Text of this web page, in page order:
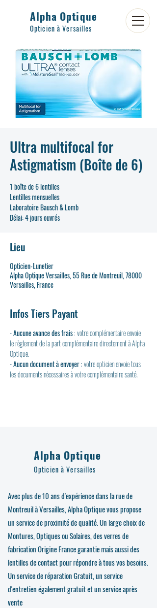
Alpha Optique
Opticien à Versailles
Ultra multifocal for
Astigmatism (Boîte de 6)
1 boîte de 6 lentilles
Lentilles mensuelles
Laboratoire Bausch & Lomb
Délai: 4 jours ouvrés
Lieu
Opticien-Lunetier
Alpha Optique Versailles, 55 Rue de Montreuil, 78000
Versailles, France
Infos Tiers Payant
- Aucune avance des frais : votre complémentaire envoie
le règlement de la part complémentaire directement à Alpha
Optique.
- Aucun document à envoyer : votre opticien envoie tous
les documents nécessaires à votre complémentaire santé.
Alpha Optique
Opticien à Versailles
Avec plus de 10 ans d'expérience dans la rue de
Montreuil à Versailles, Alpha Optique vous propose
un service de proximité de qualité. Un large choix de
Montures, Optiques ou Solaires, des verres de
fabrication Origine France garantie mais aussi des
lentilles de contact pour répondre à tous vos besoins.
Un service de réparation Gratuit, un service
d'entretien également gratuit et un service après
vente